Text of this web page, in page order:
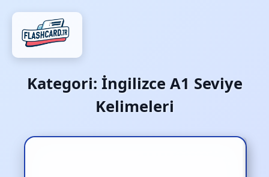
Kategori: İngilizce A1 Seviye
Kelimeleri